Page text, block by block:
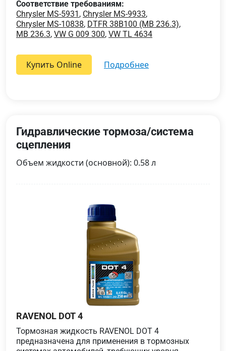
Соответствие требованиям:
Chrysler MS-5931 , Chrysler MS-9933,
Chrysler MS-10838, DTFR 38B100 (MB 236.3),
MB 236.3, VW G 009 300, VW TL 4634
Купить Online подробнее
Гидравлические тормоза/система
сцепления
Объем жидкости (основной): 0.58 л
RAVENOL DOT 4
Тормозная жидкость RAVENOL DOT 4
предназначена для применения в тормозных